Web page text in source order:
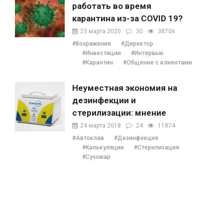
работать во время
карантина из-за COVID 19?
23 марта 2020 30
38706
#Возражения
#Директор
#Инвестиции
#Интервью
#Карантин
#Общение с клиентами
Неуместная экономия на
дезинфекции и
стерилизации: мнение
Наталии Ушецкой
24 марта 2018 24
11874
#Автоклав
#Дезинфекция
#Калькуляции
#Стерилизация
#Сухожар